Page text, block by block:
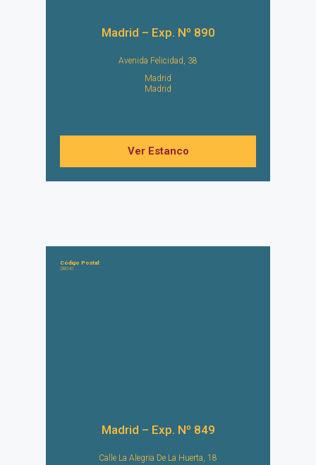
Madrid – Exp. Nº 890
Avenida Felicidad, 38
Madrid
Madrid
Ver Estanco
Código Postal:
28041
Madrid – Exp. Nº 849
Calle La Alegria De La Huerta, 18